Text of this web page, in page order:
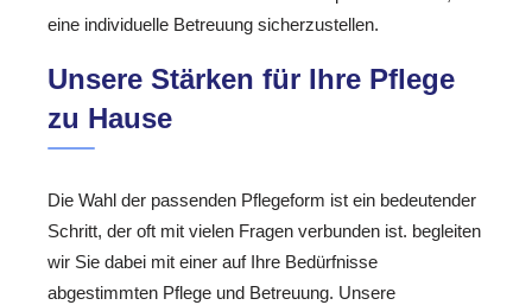
eine individuelle Betreuung sicherzustellen.
Unsere Stärken für Ihre Pflege
zu Hause
Die Wahl der passenden Pflegeform ist ein bedeutender
Schritt, der oft mit vielen Fragen verbunden ist. begleiten
wir Sie dabei mit einer auf Ihre Bedürfnisse
abgestimmten Pflege und Betreuung. Unsere